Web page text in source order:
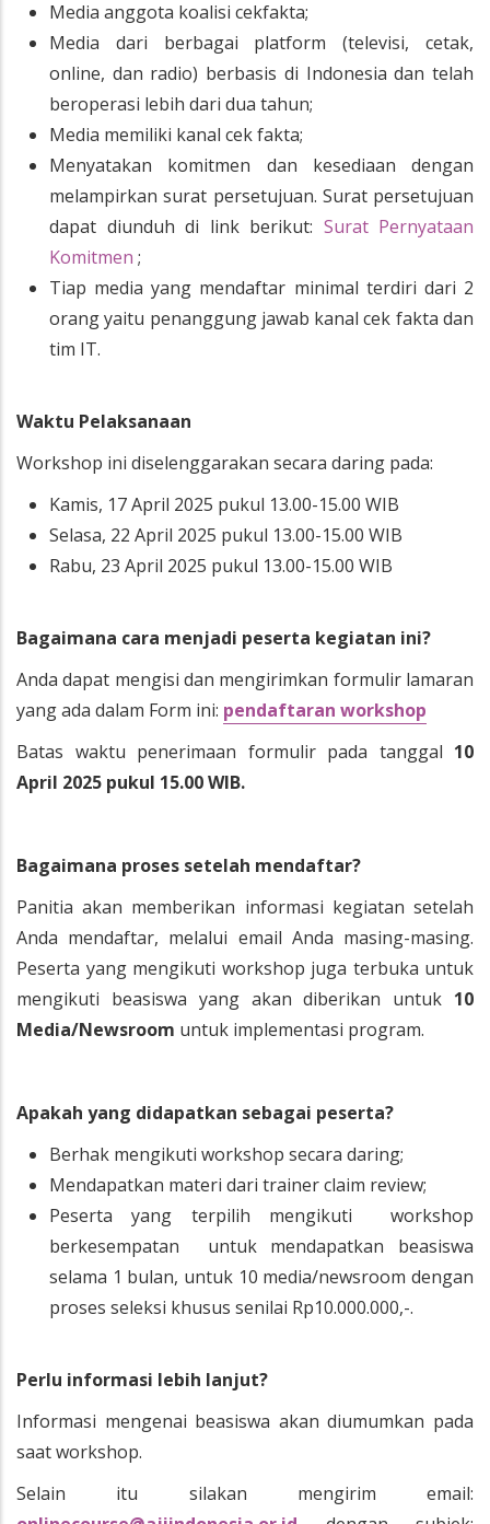
Media anggota koalisi cekfakta;
Media dari berbagai platform (televisi, cetak,
online, dan radio) berbasis di Indonesia dan telah
beroperasi lebih dari dua tahun;
Media memiliki kanal cek fakta;
Menyatakan komitmen dan kesediaan dengan
melampirkan surat persetujuan. Surat persetujuan
dapat diunduh di link berikut: Surat Pernyataan
Komitmen ;
Tiap media yang mendaftar minimal terdiri dari 2
orang yaitu penanggung jawab kanal cek fakta dan
tim IT.
Waktu Pelaksanaan
Workshop ini diselenggarakan secara daring pada:
Kamis, 17 April 2025 pukul 13.00-15.00 WIB
Selasa, 22 April 2025 pukul 13.00-15.00 WIB
Rabu, 23 April 2025 pukul 13.00-15.00 WIB
Bagaimana cara menjadi peserta kegiatan ini?
Anda dapat mengisi dan mengirimkan formulir lamaran
yang ada dalam Form ini: pendaftaran workshop
Batas waktu penerimaan formulir pada tanggal 10
April 2025 pukul 15.00 WIB.
Bagaimana proses setelah mendaftar?
Panitia akan memberikan informasi kegiatan setelah
Anda mendaftar, melalui email Anda masing-masing.
Peserta yang mengikuti workshop juga terbuka untuk
mengikuti beasiswa yang akan diberikan untuk 10
Media/Newsroom untuk implementasi program.
Apakah yang didapatkan sebagai peserta?
Berhak mengikuti workshop secara daring;
Mendapatkan materi dari trainer claim review;
Peserta yang terpilih mengikuti workshop
berkesempatan untuk mendapatkan beasiswa
selama 1 bulan, untuk 10 media/newsroom dengan
proses seleksi khusus senilai Rp10.000.000,-.
Perlu informasi lebih lanjut?
Informasi mengenai beasiswa akan diumumkan pada
saat workshop.
Selain itu silakan mengirim email: